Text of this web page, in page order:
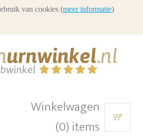
Winkelwagen
(0) items
van cookies (meer informatie)